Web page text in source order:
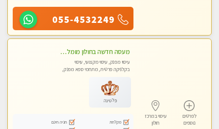
055-4532249
לפרטים
נוספים
עיסוי במרכז
חולון
מעסה חדשה בחולון מומלץ לחלוטין!! כל סוגי העיסויים מעסה מקצועית ואיכותית פרטי!!!
עיסוי מפנק, עיסוי מקצועי, עיסוי
בקלניקה פרטית, מתחמי ספא מפנק,
פלטינה
מקלחת
חניה חינם